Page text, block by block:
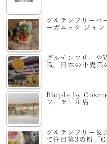
グルテンフリー
ーガニック ジャ
グルテンフリーや
識。日本の小売業
Biople by
ワーモール店
グルテンフリー＆
て注目第3の粉「